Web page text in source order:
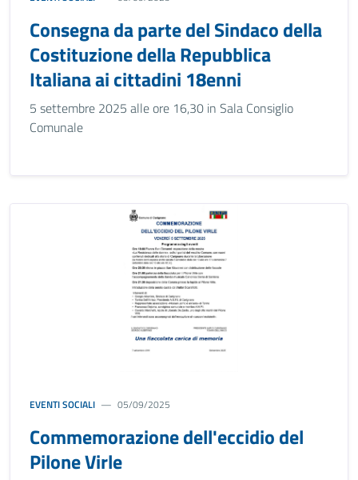
Consegna da parte del Sindaco della
Costituzione della Repubblica
Italiana ai cittadini 18enni
5 settembre 2025 alle ore 16,30 in Sala Consiglio
Comunale
EVENTI SOCIALI 05/09/2025
Commemorazione dell'eccidio del
Pilone Virle